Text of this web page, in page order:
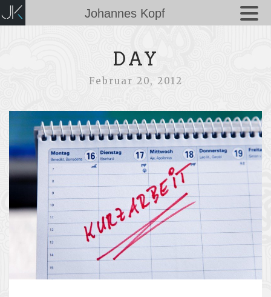
DAY
Februar 20, 2012
Johannes Kopf